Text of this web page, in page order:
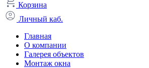
Корзина
Личный каб.
Главная
О компании
Галерея объектов
Монтаж окна